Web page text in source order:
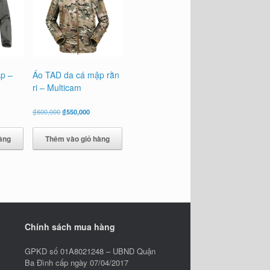
–
Áo TAD da cá mập rằn
ri – Multicam
₫600,000Giá
là:
₫600,000.
₫550,000Giá
tại
là:
₫550,000.
Thêm vào giỏ hàng
Chính sách mua hàng
GPKD số 01A8021248 – UBND Quận
Ba Đình cấp ngày 07/04/2017